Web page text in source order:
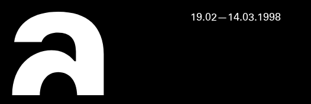
19.02—14.03.1998